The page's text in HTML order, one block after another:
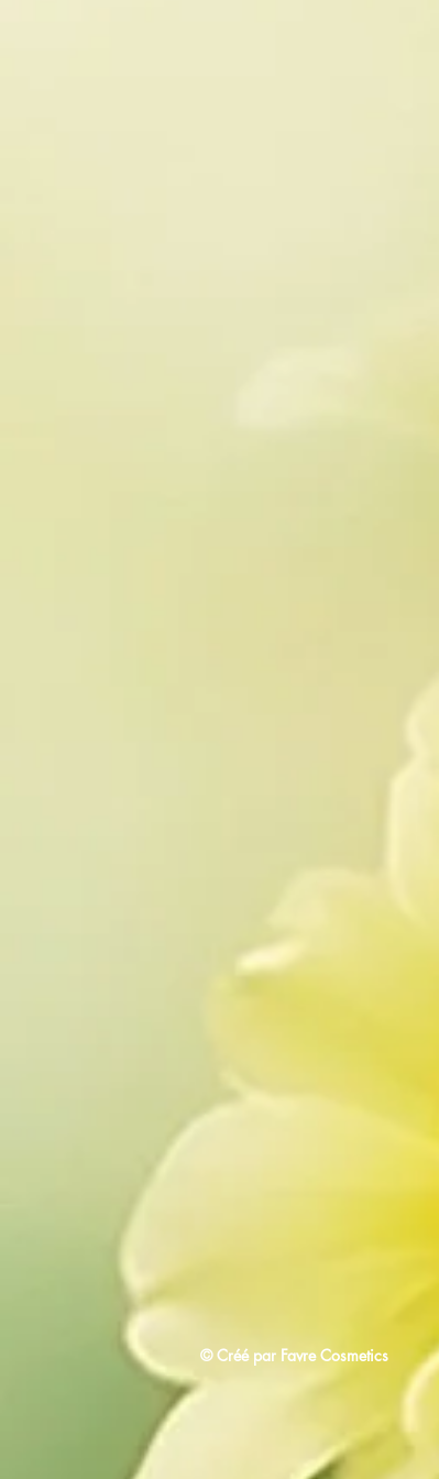
© Créé par Favre Cosmetics